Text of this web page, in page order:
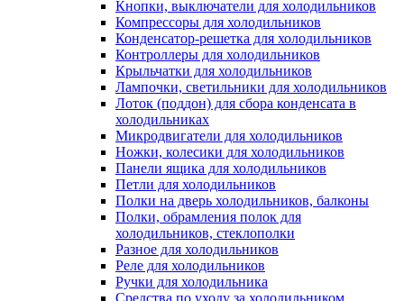
Кнопки, выключатели для холодильников
Компрессоры для холодильников
Конденсатор-решетка для холодильников
Контроллеры для холодильников
Крыльчатки для холодильников
Лампочки, светильники для холодильников
Лоток (поддон) для сбора конденсата в
холодильниках
Микродвигатели для холодильников
Ножки, колесики для холодильников
Панели ящика для холодильников
Петли для холодильников
Полки на дверь холодильников, балконы
Полки, обрамления полок для
холодильников, стеклополки
Разное для холодильников
Реле для холодильников
Ручки для холодильника
Средства по уходу за холодильником